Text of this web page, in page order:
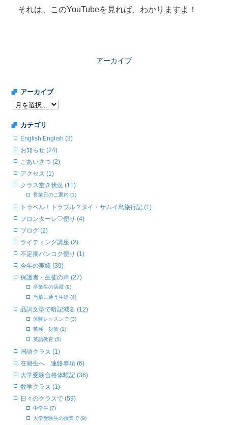
それは、このYouTubeを見れば、わかりますよ！
アーカイブ
アーカイブ
カテゴリ
English English (3)
お知らせ (24)
ごあいさつ (2)
アクセス (1)
クラス空き状況 (11)
営業日のご案内 (1)
トラベル！トラブル？タイ・サムイ島旅行記 (1)
フロンターレ♡便り (4)
ブログ (2)
ライティング講座 (2)
不定期バンコク便り (1)
今年の実績 (39)
保護者・生徒の声 (27)
卒業生の活躍 (9)
当塾に通う生徒 (4)
品詞文型で暗記減る (12)
体験レッスンで (3)
英検 対策 (1)
英語教育 (5)
国語クラス (1)
在籍生へ 連絡事項 (6)
大学受験合格体験記 (36)
数学クラス (1)
日々のクラスで (59)
中学生 (7)
大学受験生の授業で (9)